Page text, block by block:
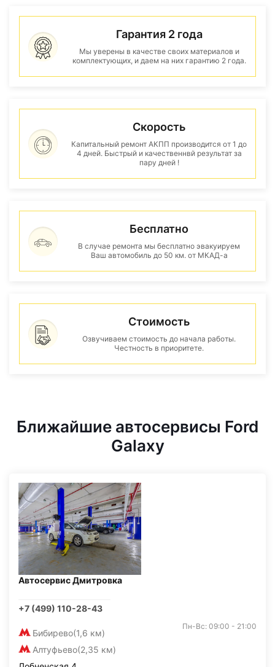
Гарантия 2 года
Мы уверены в качестве своих материалов и
комплектующих, и даем на них гарантию 2 года.
Скорость
Капитальный ремонт АКПП производится от 1 до
4 дней. Быстрый и качественнвй результат за
пару дней !
Бесплатно
В случае ремонта мы бесплатно эвакуируем
Ваш автомобиль до 50 км. от МКАД-а
Стоимость
Озвучиваем стоимость до начала работы.
Честность в приоритете.
Ближайшие автосервисы Ford
Galaxy
Автосервис Дмитровка
+7 (499) 110-28-43
Бибирево(1,6 км)
Алтуфьево(2,35 км)
Пн-Вс: 09:00 - 21:00